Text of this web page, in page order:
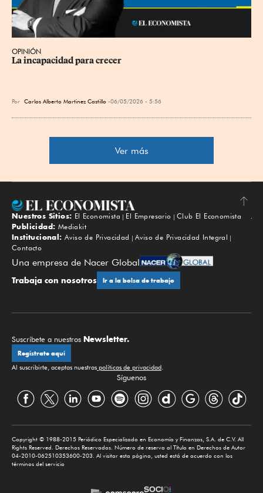
OPINIÓN
La incapacidad para crecer
Por Carlos Alberto Martinez Castillo 06/05/2026 - 5:56
Ver más
Subir
Nuestros Sitios: El Economista El Empresario
Club El Economista
Publicidad: Mediakit
Institucional: Aviso de Privacidad
Aviso de Privacidad Integral
Contacto
Una empresa de Nacer Global
Trabaja con nosotros Ir a la bolsa de trabajo
Suscríbete a nuestros Newsletter.
Regístrate aquí
Al suscribirte, aceptas nuestras políticas de privacidad.
Síguenos
Copyright © 1988-2015 Periódico Especializado en Economía y Finanzas, S.A. de C.V. All
Rights Reserved. Derechos Reservados. Número de reserva al Título en Derechos de Autor
04-2010-062510353600-203. Al visitar esta página, usted está de acuerdo con los
términos del servicio